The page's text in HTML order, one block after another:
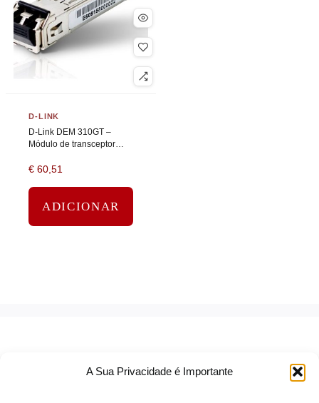
A Sua Privacidade é Importante
D-LINK
D-Link DEM 310GT –
Módulo de transceptor
1000Base-LX – LC – até
€ 60,51
ADICIONAR